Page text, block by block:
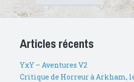
Articles récents
YxY – Aventures V2
Critique de Horreur à Arkham,